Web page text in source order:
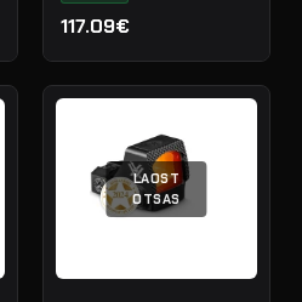
117.09€
LAOST
OTSAS